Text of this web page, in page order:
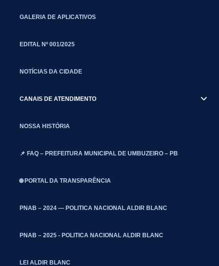
GALERIA DE APLICATIVOS
EDITAL Nº 001/2025
NOTÍCIAS DA CIDADE
CANAIS DE ATENDIMENTO
NOSSA HISTÓRIA
📌 FAQ – PREFEITURA MUNICIPAL DE UMBUZEIRO – PB
🌐 PORTAL DA TRANSPARÊNCIA
PNAB – 2024 — POLITICA NACIONAL ALDIR BLANC
PNAB – 2025 - POLITICA NACIONAL ALDIR BLANC
LEI ALDIR BLANC